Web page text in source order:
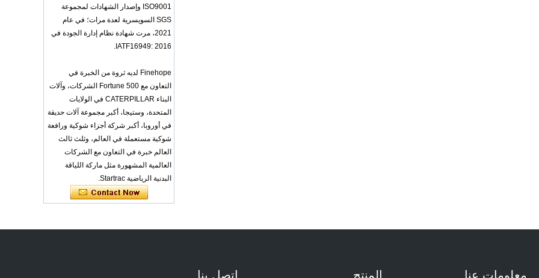
OEM ODM
unique helmets design
PU Foam Head Guard
Premium Baby
Changing Basket
Thick & Waterproof
Bamboo Pad Vegan
Leather Baby
Changing Mat Baby
Changing Pad - COPY
- b1s6qg
Custom Black Forged
Carbon Fiber Steering
Wheel Racing Sport
Steering Wheel
350mm 14inch Flat
Bottom Steering
Multi-functional Baby
ISO9001 وإصدار الشهادات لمجموعة
SGS السويسرية لعدة مرات؛ في عام
2021، مرت شهادة نظام إدارة الجودة في
IATF16949: 2016.
Finehope لديه ثروة من الخبرة في
التعاون مع Fortune 500 الشركات، وآلات
البناء CATERPILLAR في الولايات
المتحدة، وستيجا، أكبر مجموعة آلات حديقة
في أوروبا، أكبر شركة أجزاء شوكية ورافعة
شوكية مستعملة في العالم، وثلث ثالث
العالم خبرة في التعاون مع الشركات
العالمية المشهورة مثل ماركة اللياقة
البدنية الرياضية Startrac.
معلومات عنا المنتج اتصل بنا